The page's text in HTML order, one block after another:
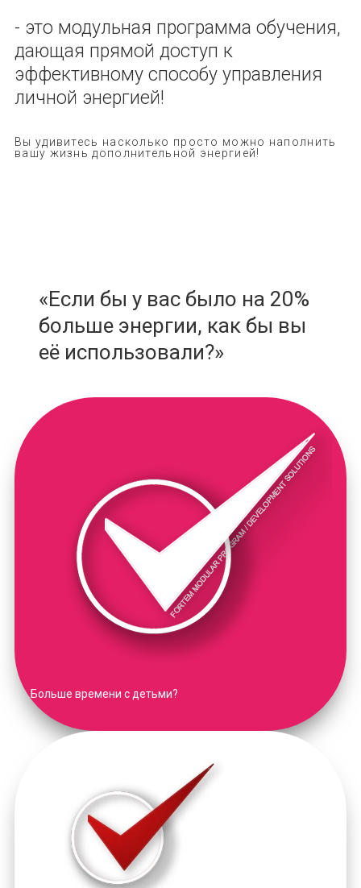
- это модульная программа обучения,
дающая прямой доступ к
эффективному способу управления
личной энергией!
Вы удивитесь насколько просто можно наполнить
вашу жизнь дополнительной энергией!
«Если бы у вас было на 20%
больше энергии, как бы вы
её использовали?»
Больше времени с детьми?